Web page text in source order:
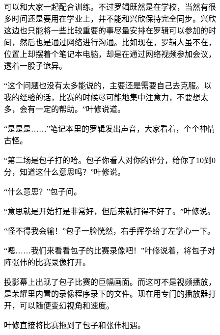
可以和大家一起配合训练。不过罗辑既然是在学校，当然有很
多时间还是要用在学业上，并不能和兴欣保持完全同步。兴欣
这边也只能将一些比较重要的事尽量安排在罗辑可以参加的时
间，然后也是通过网络进行沟通。比如现在，罗辑人虽不在，
位置上却摆着个笔记本电脑，却是在通过网络视频参加会议，
透着一股子诡异。
“这个问题也没有太多能说的，主要还是需要自己去克服。以
我的经验的话，比赛的时候尽可能地集中注意力，不要想太
多，会有一定的帮助。”叶修说道。
“是是是……”笔记本里的罗辑发出声音，大家看着，个个神情
古怪。
“第二场是包子打的哈。包子你看人对你的评分，给你了10到0
分，知道这什么意思吗？”叶修说。
“什么意思？”包子问。
“意思就是开始打是非常好，但后来就打得不好了。”叶修说。
“怪不得我会输！”包子一脸恍然，右手挥拳给了左掌心一下。
“嗯……我们来看看包子的比赛录像吧！”叶修说着，将包子对
阵张伟的比赛录像打开。
投影幕上出现了包子比赛的巨幅画面。而这可不是视频播放，
是荣耀里内置的录像程序录下的文件。现在用专门的播放器打
开，可以随便变幻视角和速度。
叶修直接将比赛拖到了包子和张伟相遇。